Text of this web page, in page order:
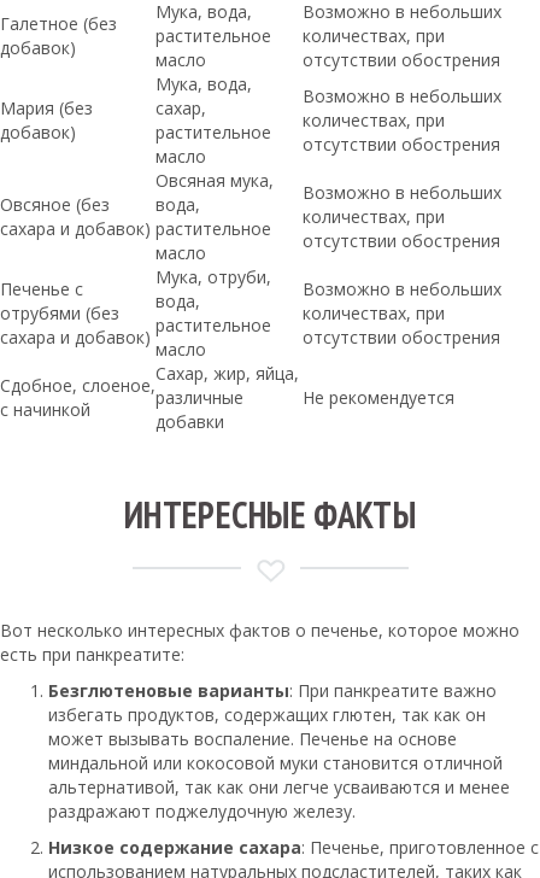
Галетное (без
добавок)
Мука, вода,
растительное
масло
Возможно в небольших
количествах, при
отсутствии обострения
Мария (без
добавок)
Мука, вода,
сахар,
растительное
масло
Возможно в небольших
количествах, при
отсутствии обострения
Овсяное (без
сахара и добавок)
Овсяная мука,
вода,
растительное
масло
Возможно в небольших
количествах, при
отсутствии обострения
Печенье с
отрубями (без
сахара и добавок)
Мука, отруби,
вода,
растительное
масло
Возможно в небольших
количествах, при
отсутствии обострения
Сдобное, слоеное,
с начинкой
Сахар, жир, яйца,
различные
добавки
Не рекомендуется
ИНТЕРЕСНЫЕ ФАКТЫ
Вот несколько интересных фактов о печенье, которое можно
есть при панкреатите:
Безглютеновые варианты: При панкреатите важно
избегать продуктов, содержащих глютен, так как он
может вызывать воспаление. Печенье на основе
миндальной или кокосовой муки становится отличной
альтернативой, так как они легче усваиваются и менее
раздражают поджелудочную железу.
Низкое содержание сахара: Печенье, приготовленное с
использованием натуральных подсластителей, таких как